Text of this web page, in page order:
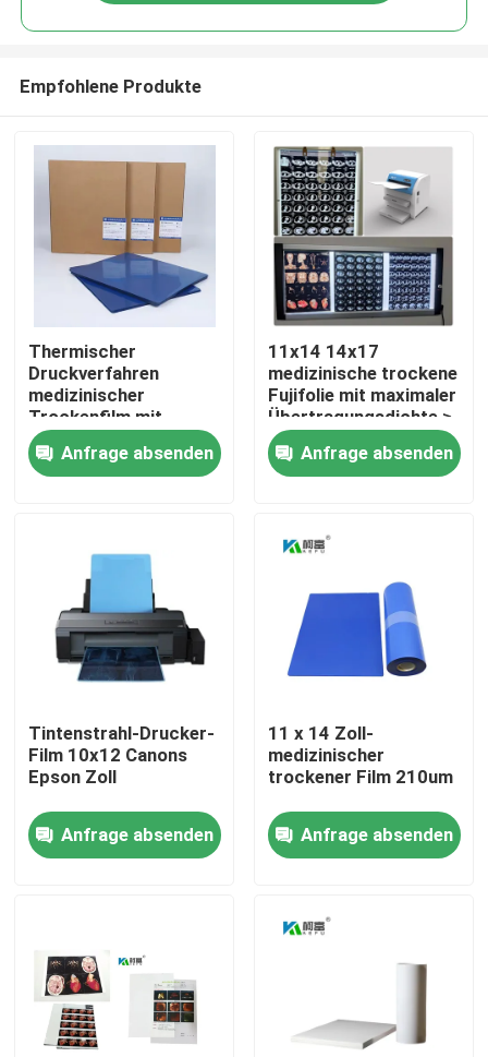
Startseite
Über uns
Fabrik Tour
Kontakt
Nachrichten
Medizinisches X Ray Film
Tintenstrahl X Ray Film
Empfohlene Produkte
Thermischer
Druckverfahren
medizinischer
Trockenfilm mit
glatter Oberfläche und
hoher Druckfähigkeit
Anfrage absenden
11x14 14x17
medizinische trockene
Fujifolie mit maximaler
Übertragungsdichte ≥
3,0 D
Anfrage absenden
Tintenstrahl-Drucker-
Film 10x12 Canons
Epson Zoll
Anfrage absenden
11 x 14 Zoll-
medizinischer
trockener Film 210um
Anfrage absenden